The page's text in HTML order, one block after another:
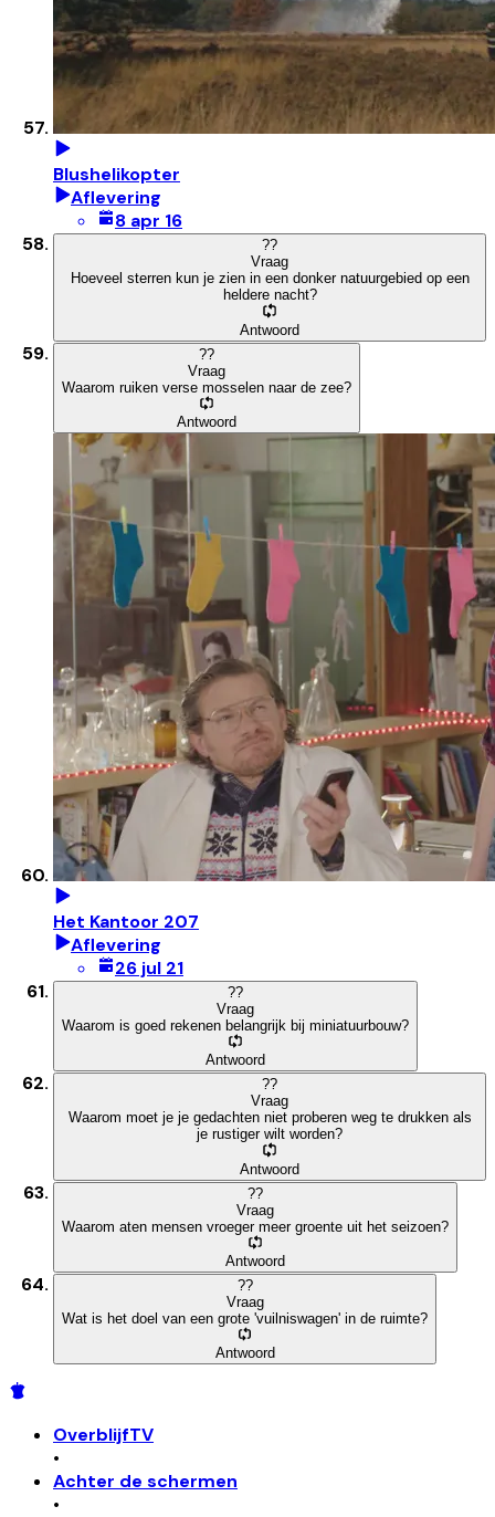
Blushelikopter
Aflevering
8 apr 16
??
Vraag
Hoeveel sterren kun je zien in een donker natuurgebied op een
heldere nacht?
Antwoord
??
Vraag
Waarom ruiken verse mosselen naar de zee?
Antwoord
Het Kantoor 207
Aflevering
26 jul 21
??
Vraag
Waarom is goed rekenen belangrijk bij miniatuurbouw?
Antwoord
??
Vraag
Waarom moet je je gedachten niet proberen weg te drukken als
je rustiger wilt worden?
Antwoord
??
Vraag
Waarom aten mensen vroeger meer groente uit het seizoen?
Antwoord
??
Vraag
Wat is het doel van een grote 'vuilniswagen' in de ruimte?
Antwoord
OverblijfTV
•
Achter de schermen
•